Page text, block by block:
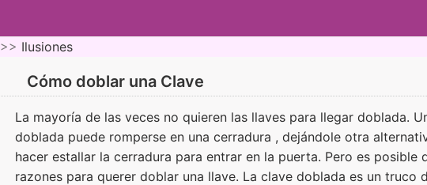
>> Ilusiones
Cómo doblar una Clave
La mayoría de las veces no quieren las llaves para llegar doblada.
doblada puede romperse en una cerradura , dejándole otra
hacer estallar la cerradura para entrar en la puerta. Pero es posible
razones para querer doblar una llave. La clave doblada es un truco